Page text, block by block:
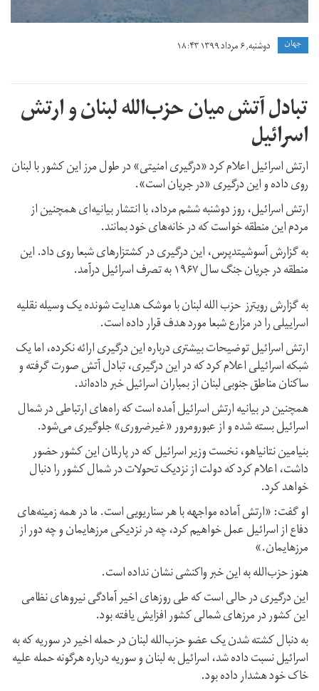
جهان دوشنبه, ۶ مرداد ۱۳۹۹ ۱۸:۴۳
تبادل آتش میان حزب‌الله لبنان و ارتش
اسرائیل
ارتش اسرائیل اعلام کرد «درگیری امنیتی» در طول مرز این کشور با لبنان
روی داده و این درگیری «در جریان است».
ارتش اسرائیل، روز دوشنبه ششم مرداد، با انتشار بیانیه‌ای همچنین از
مردم این منطقه خواست که در خانه‌های خود بمانند.
به گزارش آسوشیتدپرس، این درگیری در کشتزارهای شبعا روی داد. این
منطقه در جریان جنگ سال ۱۹۶۷ به تصرف اسرائیل درآمد.
به گزارش رویترز حزب الله لبنان با موشک هدایت شونده یک وسیله نقلیه
اسراییلی را در مزارع شبعا مورد هدف قرار داده است.
ارتش اسرائیل توضیحات بیشتری درباره این درگیری ارائه نکرده، اما یک
شبکه اسرائیلی اعلام کرد که در این درگیری، تبادل آتش صورت گرفته و
ساکنان مناطق جنوبی لبنان از بمباران اسرائیل خبر داده‌اند.
همچنین در بیانیه ارتش اسرائیل آمده است که راه‌های ارتباطی در شمال
اسرائیل بسته شده و از عبورومرور «غیرضروری» جلوگیری می‌شود.
بنیامین نتانیاهو، نخست وزیر اسرائیل که در پارلمان این کشور حضور
داشت، اعلام کرد که دولت از نزدیک تحولات در شمال کشور را دنبال
خواهد کرد.
او گفت: «ارتش آماده مواجهه با هر سناریویی است. ما در همه زمینه‌های
دفاع از اسرائیل عمل خواهیم کرد، چه در نزدیکی مرزهایمان و چه دور از
مرزهایمان.»
هنوز حزب‌الله به این خبر واکنشی نشان نداده است.
این درگیری در حالی است که طی روزهای اخیر آمادگی نیروهای نظامی
این کشور در مرزهای شمالی کشور افزایش یافته بود.
به دنبال کشته شدن یک عضو حزب‌الله لبنان در حمله اخیر در سوریه که به
اسرائیل نسبت داده شد، اسرائیل به لبنان و سوریه درباره هرگونه حمله علیه
خاک خود هشدار داده بود.